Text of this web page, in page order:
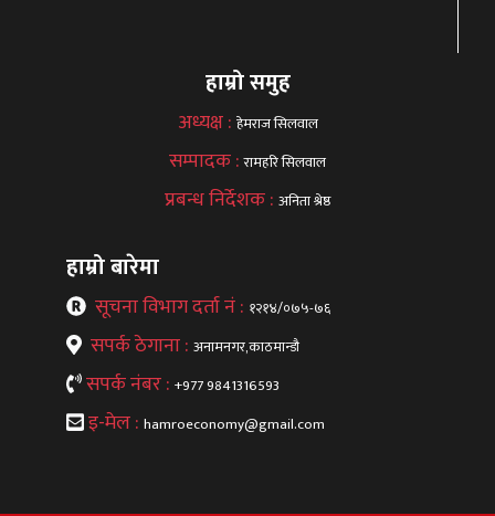
हाम्रो समुह
अध्यक्ष : हेमराज सिलवाल
सम्पादक :रामहरि सिलवाल
प्रबन्ध निर्देशक : अनिता श्रेष्ठ
हाम्रो बारेमा
सूचना विभाग दर्ता नं : १२१४/०७५-७६
सपर्क ठेगाना : अनामनगर,काठमान्डौ
सपर्क नंबर : +977 9841316593
इ-मेल : hamroeconomy@gmail.com